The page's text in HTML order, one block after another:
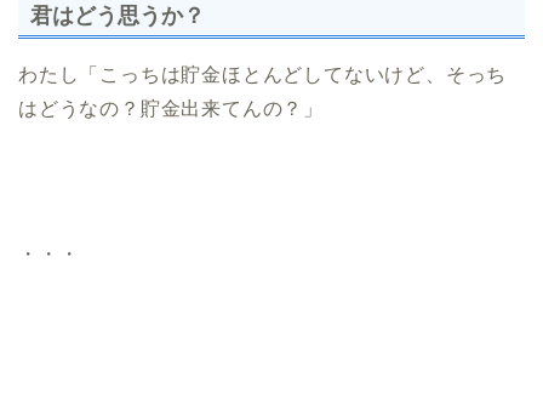
君はどう思うか？
わたし「こっちは貯金ほとんどしてないけど、そっち
はどうなの？貯金出来てんの？」
・・・